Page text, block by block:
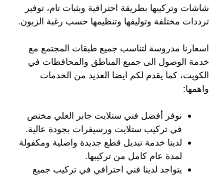
شاشات وتركيبها بطريقة احترافية وبثبات تام، توفير
ترددات مختلفة وتوليفها وتنظيمها حسب رغبة الزبون.
اسعارنا مدروسة لتناسب جميع طبقات المجتمع مع
خدمة الوصول الى جميع المناطق والمحافظات في
الكويت، كما يقدم لكم ايضا العديد من الخدمات
واهمها:
نوفر أفضل فني ستلايت جابر العلي مختص
في تركيب ستلايت ورسيفرات بجودة عالية.
لدينا خدمة تبديل قطع جديدة واصلية ومكفولة
لمدة عام كامل من تركيبها.
يتواجد لدينا فني احترافي في تركيب جميع